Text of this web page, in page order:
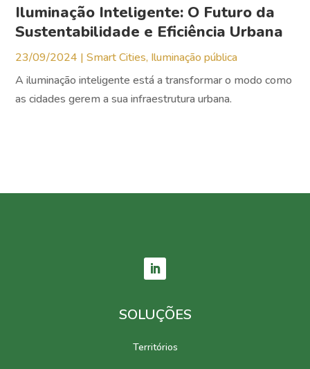
Iluminação Inteligente: O Futuro da
Sustentabilidade e Eficiência Urbana
23/09/2024 |Smart Cities, Iluminação pública
A iluminação inteligente está a transformar o modo como
as cidades gerem a sua infraestrutura urbana.
SOLUÇÕES
Territórios